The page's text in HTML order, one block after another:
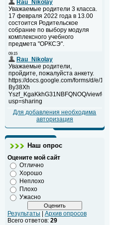
Для добавления необходима
авторизация
Наш опрос
Оцените мой сайт
Отлично
Хорошо
Неплохо
Плохо
Ужасно
Результаты
Архив опросов
Всего ответов: 29